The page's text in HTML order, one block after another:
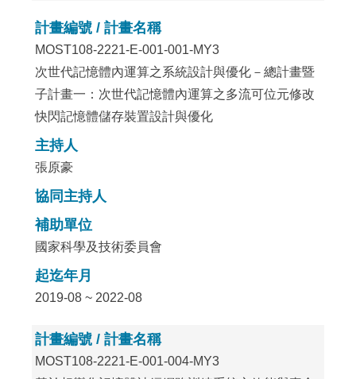
計畫編號 / 計畫名稱
MOST108-2221-E-001-001-MY3
次世代記憶體內運算之系統設計與優化－總計畫暨
子計畫一：次世代記憶體內運算之多流可位元修改
快閃記憶體儲存裝置設計與優化
主持人
張原豪
協同主持人
補助單位
國家科學及技術委員會
起迄年月
2019-08 ~ 2022-08
計畫編號 / 計畫名稱
MOST108-2221-E-001-004-MY3